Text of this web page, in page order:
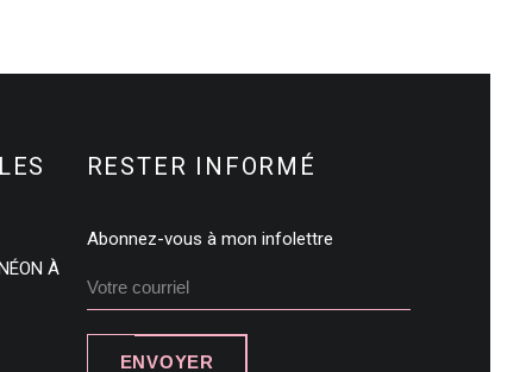
À
RESTER INFORMÉ
Abonnez-vous à mon infolettre
ENVOYER